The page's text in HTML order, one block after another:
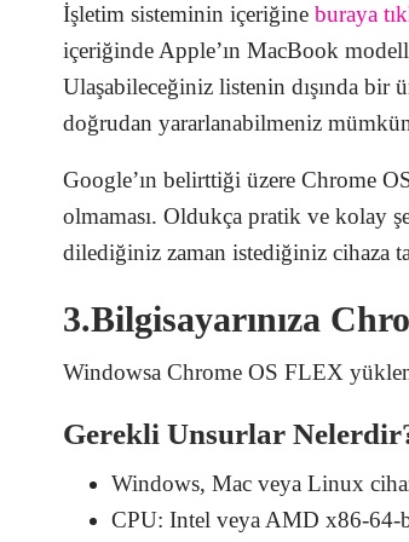
İşletim sisteminin içeriğine buraya
içeriğinde Apple’ın MacBook
Ulaşabileceğiniz listenin dışında bir
doğrudan yararlanabilmeniz
Google’ın belirttiği üzere Chrome
olmaması. Oldukça pratik ve kolay
dilediğiniz zaman istediğiniz cihaza
3.Bilgisayarınıza
Windowsa Chrome OS FLEX
Gerekli Unsurlar
Windows, Mac veya Linux
CPU: Intel veya AMD x86-64-